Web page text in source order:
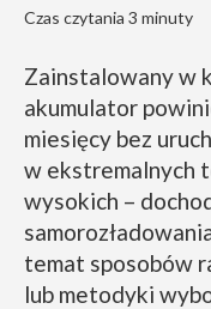
Czas czytania 3 minuty
Zainstalowany w
akumulator
miesięcy bez
w ekstremalnych
wysokich –
temat sposobów
lub metodyki